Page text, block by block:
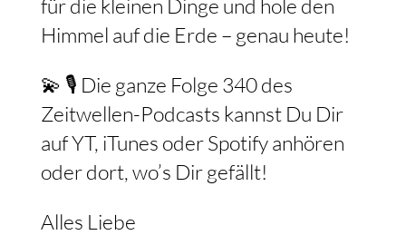
für die kleinen Dinge und hole den
Himmel auf die Erde – genau heute!
💫 🎙️ Die ganze Folge 340 des
Zeitwellen-Podcasts kannst Du Dir
auf YT, iTunes oder Spotify anhören
oder dort, wo’s Dir gefällt!
Alles Liebe